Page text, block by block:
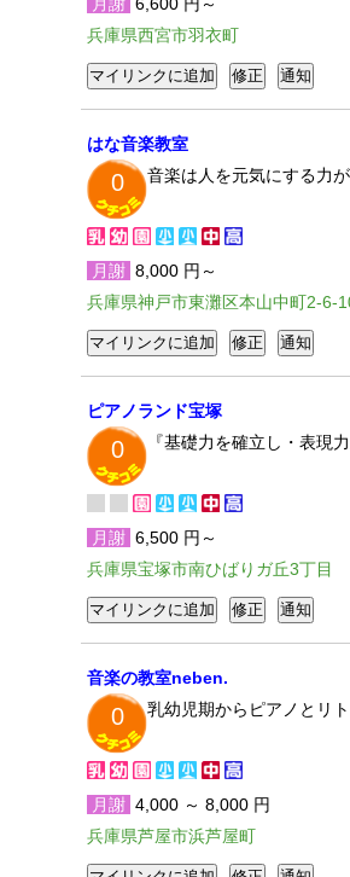
兵庫県西宮市羽衣町
はな音楽教室
0 音楽は人を元気にする力
月謝 8,000 円～
兵庫県神戸市東灘区本山中町2-6-
ピアノランド宝塚
0 『基礎力を確立し・表現
月謝 6,500 円～
兵庫県宝塚市南ひばりガ丘3丁目
音楽の教室neben.
0 乳幼児期からピアノとリ
月謝 4,000 ～ 8,000 円
兵庫県芦屋市浜芦屋町